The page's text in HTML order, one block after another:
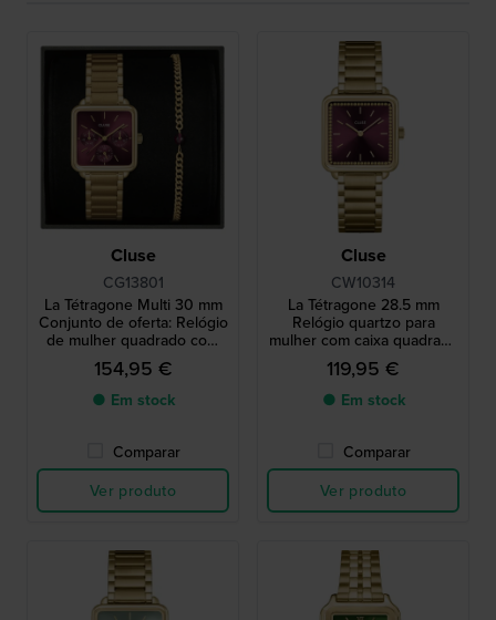
Cluse
CG13801
La Tétragone Multi 30 mm
Conjunto de oferta: Relógio
de mulher quadrado com
dia e data e bracelete
gratuita
154,95 €
● Em stock
Comparar
Ver produto
Cluse
CW10314
La Tétragone 28.5 mm
Relógio quartzo para
mulher com caixa quadrada
em tom dourado.
119,95 €
● Em stock
Comparar
Ver produto